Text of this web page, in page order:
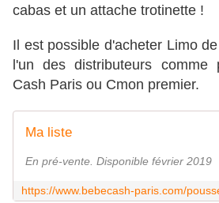
cabas et un attache trotinette !
Il est possible d'acheter Limo
l'un des distributeurs comme
Cash Paris ou Cmon premier.
Ma liste
En pré-vente. Disponible février 2019